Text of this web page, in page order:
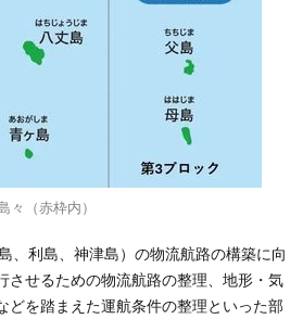
々（赤枠内）
、利島、神津島）の物流航路の構築に向
させるための物流航路の整理、地形・気
どを踏まえた運航条件の整理といった部